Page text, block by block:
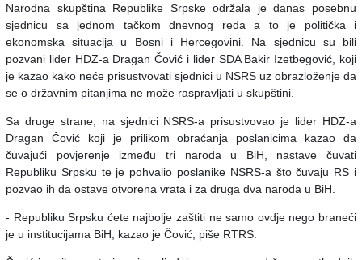
Narodna skupština Republike Srpske održala je danas posebnu
sjednicu sa jednom tačkom dnevnog reda a to je politička i
ekonomska situacija u Bosni i Hercegovini. Na sjednicu su bili
pozvani lider HDZ-a Dragan Čović i lider SDA Bakir Izetbegović, koji
je kazao kako neće prisustvovati sjednici u NSRS uz obrazloženje da
se o državnim pitanjima ne može raspravljati u skupštini.
Sa druge strane, na sjednici NSRS-a prisustvovao je lider HDZ-a
Dragan Čović koji je prilikom obraćanja poslanicima kazao da
čuvajući povjerenje između tri naroda u BiH, nastave čuvati
Republiku Srpsku te je pohvalio poslanike NSRS-a što čuvaju RS i
pozvao ih da ostave otvorena vrata i za druga dva naroda u BiH.
- Republiku Srpsku ćete najbolje zaštiti ne samo ovdje nego braneći
je u institucijama BiH, kazao je Čović, piše RTRS.